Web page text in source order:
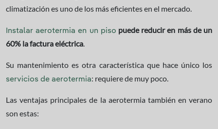
climatización es uno de los más eficientes en el mercado.
Instalar aerotermia en un piso puede reducir en más de un
60% la factura eléctrica
Su mantenimiento es otra característica que hace único los
servicios de aerotermia: requiere de muy poco.
Las ventajas principales de la aerotermia también en verano
son estas: